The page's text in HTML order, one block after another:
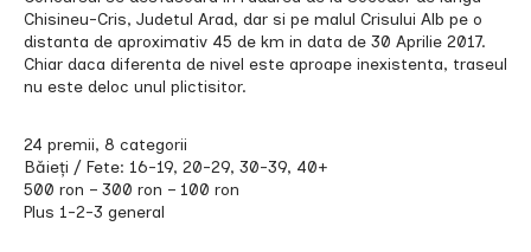
Chisineu-Cris, Judetul Arad, dar si pe malul Crisului Alb pe o
distanta de aproximativ 45 de km in data de 30 Aprilie 2017.
Chiar daca diferenta de nivel este aproape inexistenta, traseul
nu este deloc unul plictisitor.
24 premii, 8 categorii
Băieți / Fete: 16-19, 20-29, 30-39, 40+
500 ron – 300 ron – 100 ron
Plus 1-2-3 general